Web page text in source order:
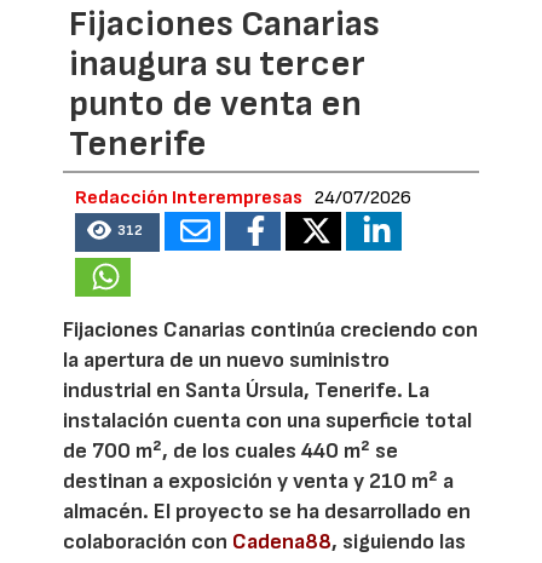
Fijaciones Canarias
inaugura su tercer
punto de venta en
Tenerife
Redacción Interempresas 24/07/2026
312
Fijaciones Canarias continúa creciendo con
la apertura de un nuevo suministro
industrial en Santa Úrsula, Tenerife. La
instalación cuenta con una superficie total
de 700 m², de los cuales 440 m² se
destinan a exposición y venta y 210 m² a
almacén. El proyecto se ha desarrollado en
colaboración con Cadena88, siguiendo las